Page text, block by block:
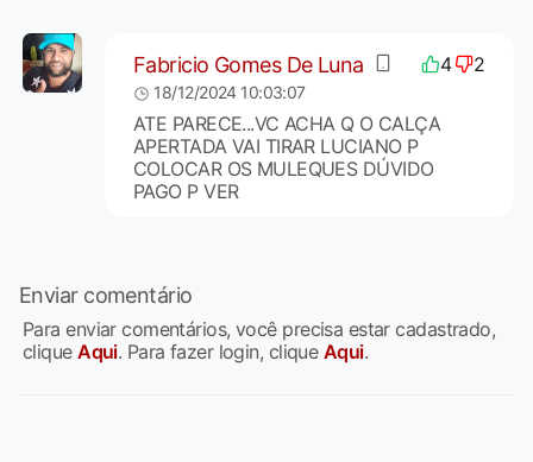
Fabricio Gomes De Luna 4 2
18/12/2024 10:03:07
ATE PARECE...VC ACHA Q O CALÇA
APERTADA VAI TIRAR LUCIANO P
COLOCAR OS MULEQUES DÚVIDO
PAGO P VER
Enviar comentário
Para enviar comentários, você precisa estar cadastrado,
cliqueAqui. Para fazer login, clique Aqui.